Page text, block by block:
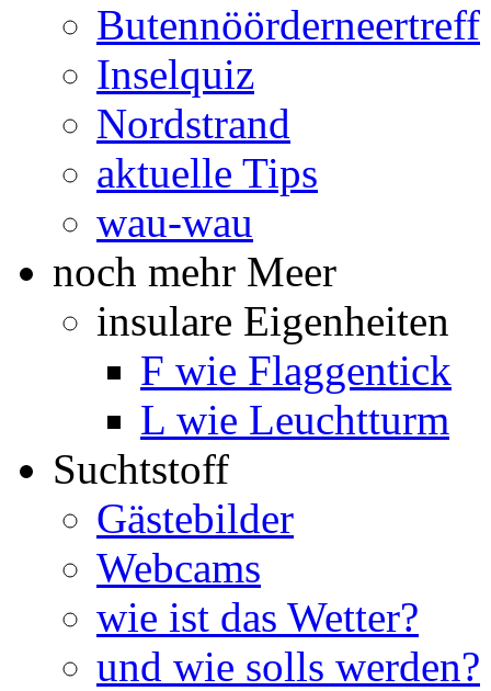
Butennöörderneertreff
Inselquiz
Nordstrand
aktuelle Tips
wau-wau
noch mehr Meer
insulare Eigenheiten
F wie Flaggentick
L wie Leuchtturm
Suchtstoff
Gästebilder
Webcams
wie ist das Wetter?
und wie solls werden?